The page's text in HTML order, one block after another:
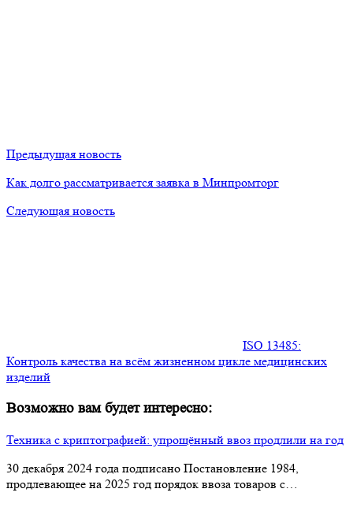
Предыдущая новость
Как долго рассматривается заявка в Минпромторг
Следующая новость
​​ISO 13485:
Контроль качества на всём жизненном цикле медицинских
изделий
Возможно вам будет интересно:
Техника с криптографией: упрощённый ввоз продлили на год
30 декабря 2024 года подписано Постановление 1984,
продлевающее на 2025 год порядок ввоза товаров с…